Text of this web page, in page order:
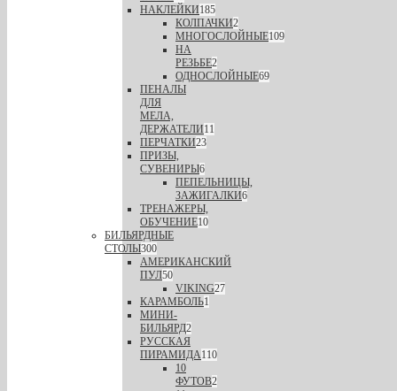
НАКЛЕЙКИ185
КОЛПАЧКИ2
МНОГОСЛОЙНЫЕ109
НА
РЕЗЬБЕ2
ОДНОСЛОЙНЫЕ69
ПЕНАЛЫ
ДЛЯ
МЕЛА,
ДЕРЖАТЕЛИ11
ПЕРЧАТКИ23
ПРИЗЫ,
СУВЕНИРЫ6
ПЕПЕЛЬНИЦЫ,
ЗАЖИГАЛКИ6
ТРЕНАЖЕРЫ,
ОБУЧЕНИЕ10
БИЛЬЯРДНЫЕ
СТОЛЫ300
АМЕРИКАНСКИЙ
ПУЛ50
VIKING27
КАРАМБОЛЬ1
МИНИ-
БИЛЬЯРД2
РУССКАЯ
ПИРАМИДА110
10
ФУТОВ2